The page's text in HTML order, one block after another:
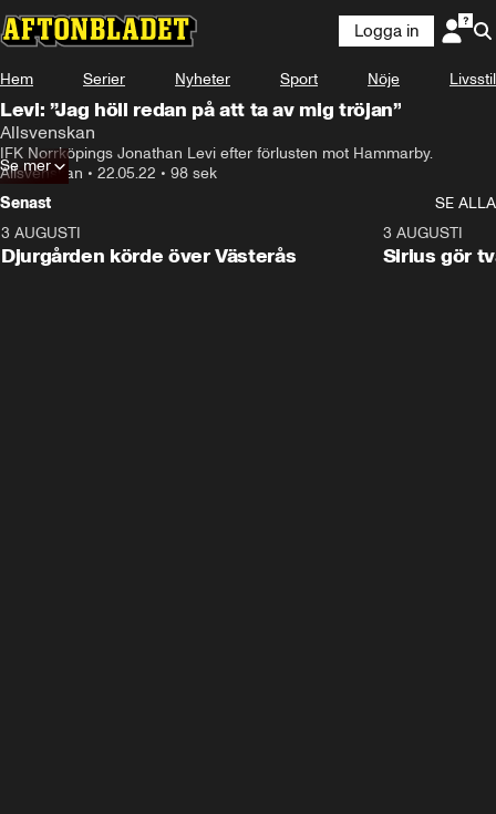
Logga in
Hem Serier Nyheter Sport Nöje Livsstil
Levi: ”Jag höll redan på att ta av mig tröjan”
Allsvenskan
IFK Norrköpings Jonathan Levi efter förlusten mot Hammarby.
Allsvenskan • 22.05.22 • 98 sek
Se mer
Senast
SE ALLA
3 AUGUSTI
Djurgården körde över Västerås
3 AUGUSTI
Sirius gör